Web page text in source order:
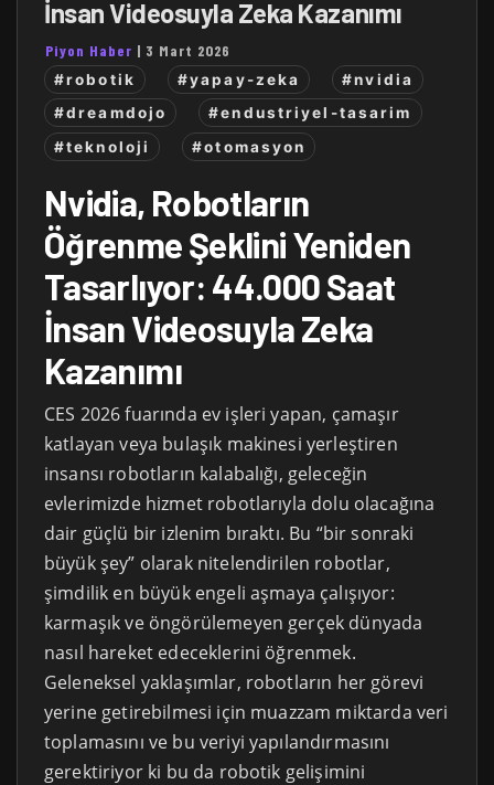
İnsan Videosuyla Zeka Kazanımı
Piyon Haber | 3 Mart 2026
#robotik #yapay-zeka
#nvidia
#dreamdojo
#endustriyel-tasarim
#teknoloji
#otomasyon
Nvidia, Robotların
Öğrenme Şeklini Yeniden
Tasarlıyor: 44.000 Saat
İnsan Videosuyla Zeka
Kazanımı
CES 2026 fuarında ev işleri yapan, çamaşır
katlayan veya bulaşık makinesi yerleştiren
insansı robotların kalabalığı, geleceğin
evlerimizde hizmet robotlarıyla dolu olacağına
dair güçlü bir izlenim bıraktı. Bu “bir sonraki
büyük şey” olarak nitelendirilen robotlar,
şimdilik en büyük engeli aşmaya çalışıyor:
karmaşık ve öngörülemeyen gerçek dünyada
nasıl hareket edeceklerini öğrenmek.
Geleneksel yaklaşımlar, robotların her görevi
yerine getirebilmesi için muazzam miktarda veri
toplamasını ve bu veriyi yapılandırmasını
gerektiriyor ki bu da robotik gelişimini